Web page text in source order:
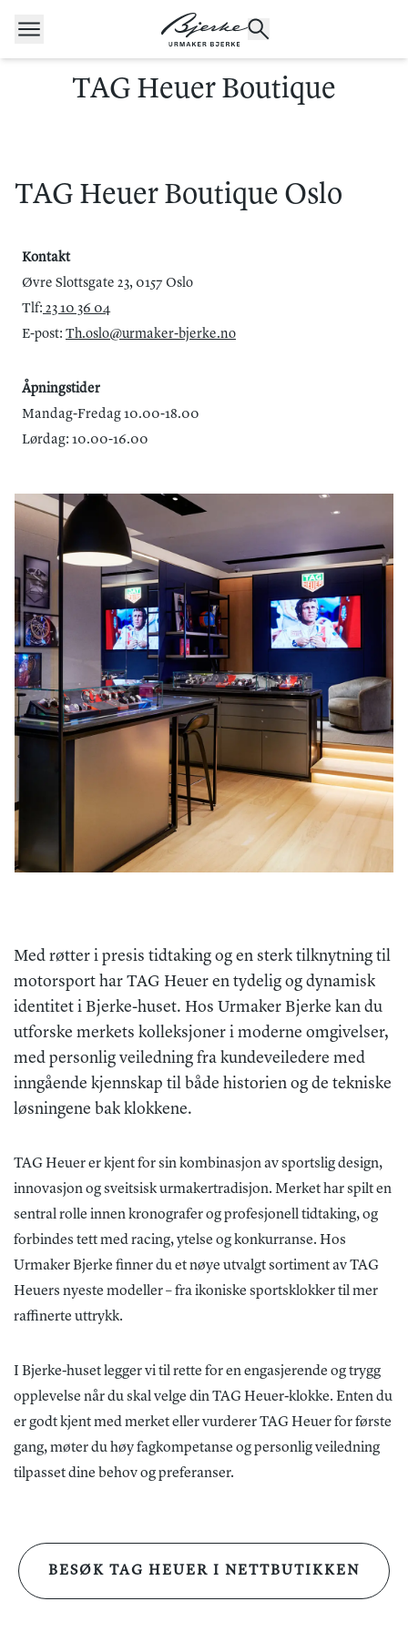
Hopp til innhold
Speedmaster Breitling Tag Heuer
TAG Heuer Boutique
TAG Heuer Boutique Oslo
Kontakt
Øvre Slottsgate 23, 0157 Oslo
Tlf: 23 10 36 04
E-post: Th.oslo@urmaker-bjerke.no
Åpningstider
Mandag-Fredag 10.00-18.00
Lørdag: 10.00-16.00
Med røtter i presis tidtaking og en sterk tilknytning til
motorsport har TAG Heuer en tydelig og dynamisk
identitet i Bjerke-huset. Hos Urmaker Bjerke kan du
utforske merkets kolleksjoner i moderne omgivelser,
med personlig veiledning fra kundeveiledere med
inngående kjennskap til både historien og de tekniske
løsningene bak klokkene.
TAG Heuer er kjent for sin kombinasjon av sportslig design,
innovasjon og sveitsisk urmakertradisjon. Merket har spilt en
sentral rolle innen kronografer og profesjonell tidtaking, og
forbindes tett med racing, ytelse og konkurranse. Hos
Urmaker Bjerke finner du et nøye utvalgt sortiment av TAG
Heuers nyeste modeller – fra ikoniske sportsklokker til mer
raffinerte uttrykk.
I Bjerke-huset legger vi til rette for en engasjerende og trygg
opplevelse når du skal velge din TAG Heuer-klokke. Enten du
er godt kjent med merket eller vurderer TAG Heuer for første
gang, møter du høy fagkompetanse og personlig veiledning
tilpasset dine behov og preferanser.
BESØK TAG HEUER I NETTBUTIKKEN